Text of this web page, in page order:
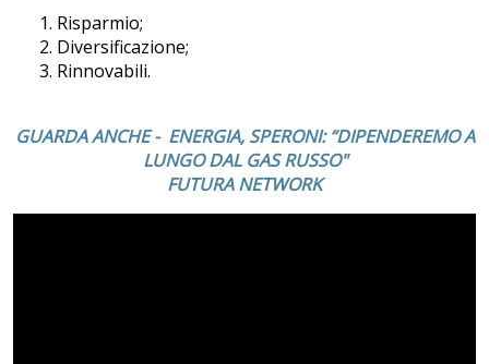
Risparmio;
Diversificazione;
Rinnovabili.
GUARDA ANCHE - ENERGIA, SPERONI: “DIPENDEREMO A
LUNGO DAL GAS RUSSO"
FUTURA NETWORK